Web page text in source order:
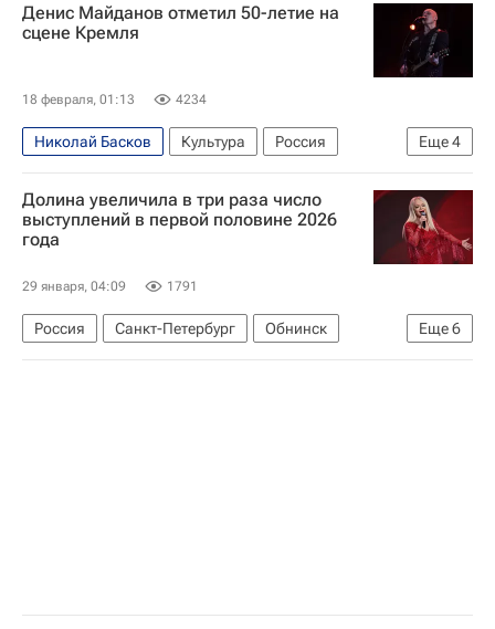
Олег Газманов
Лев Лещенко
Культура-Важное
Интервью - Культура
Интервью
Денис Майданов отметил 50-летие на
сцене Кремля
18 февраля, 01:13 4234
Еще4
Николай Басков Культура
Россия
РСФСР
Денис Майданов
Лев Лещенко
Культура
Долина увеличила в три раза число
выступлений в первой половине 2026
года
29 января, 04:09 1791
Еще6
Россия Санкт-Петербург
Обнинск
Лариса Долина
Александр Буйнов